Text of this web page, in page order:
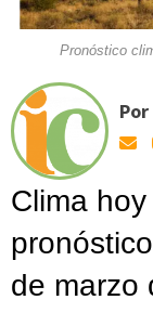
Pronóstico
Por
Clima
de marzo